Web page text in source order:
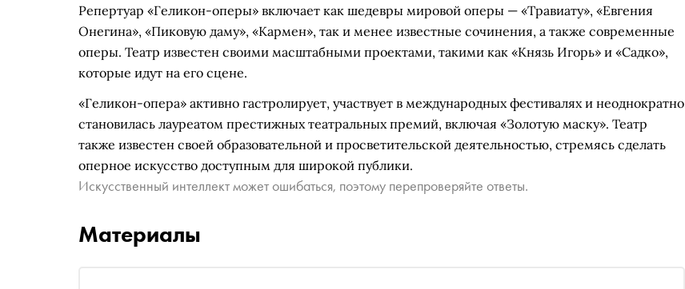
Репертуар «Геликон-оперы» включает как шедевры мировой оперы — «Травиату», «Евгения
Онегина», «Пиковую даму», «Кармен», так и менее известные сочинения, а также современные
оперы. Театр известен своими масштабными проектами, такими как «Князь Игорь» и «Садко»,
которые идут на его сцене.
«Геликон-опера» активно гастролирует, участвует в международных фестивалях и неоднократно
становилась лауреатом престижных театральных премий, включая «Золотую маску». Театр
также известен своей образовательной и просветительской деятельностью, стремясь сделать
оперное искусство доступным для широкой публики.
Искусственный интеллект может ошибаться, поэтому перепроверяйте ответы.
Материалы